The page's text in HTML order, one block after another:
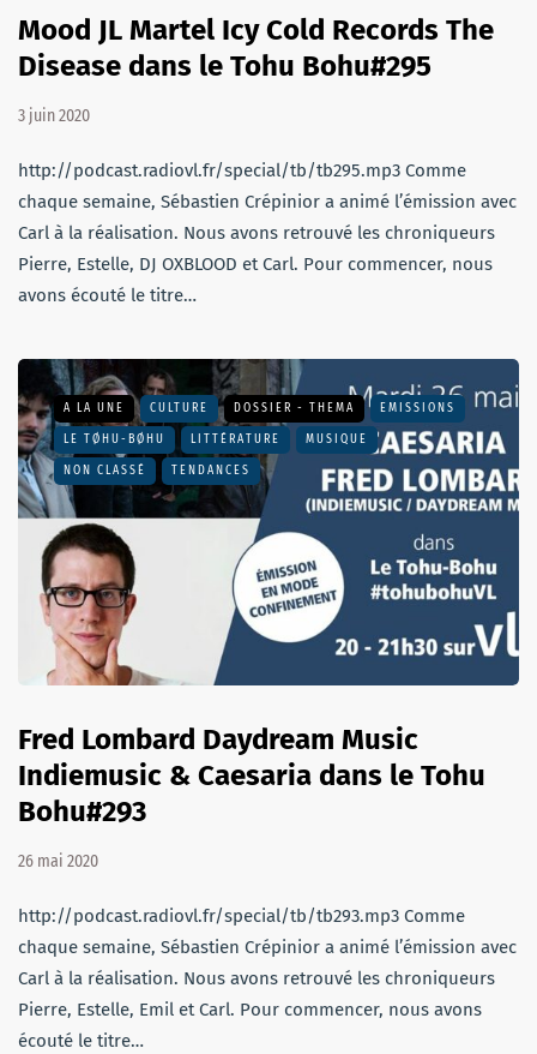
Mood JL Martel Icy Cold Records The
Disease dans le Tohu Bohu#295
3 juin 2020
http://podcast.radiovl.fr/special/tb/tb295.mp3 Comme
chaque semaine, Sébastien Crépinior a animé l’émission avec
Carl à la réalisation. Nous avons retrouvé les chroniqueurs
Pierre, Estelle, DJ OXBLOOD et Carl. Pour commencer, nous
avons écouté le titre…
A LA UNE CULTURE DOSSIER - THEMA EMISSIONS
LE TØHU-BØHU LITTÉRATURE MUSIQUE
NON CLASSÉ TENDANCES
Fred Lombard Daydream Music
Indiemusic & Caesaria dans le Tohu
Bohu#293
26 mai 2020
http://podcast.radiovl.fr/special/tb/tb293.mp3 Comme
chaque semaine, Sébastien Crépinior a animé l’émission avec
Carl à la réalisation. Nous avons retrouvé les chroniqueurs
Pierre, Estelle, Emil et Carl. Pour commencer, nous avons
écouté le titre…